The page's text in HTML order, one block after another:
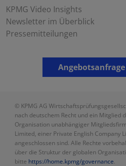
KPMG Video Insights
Newsletter im Überblick
Pressemitteilungen
© KPMG AG
nach deutschem Recht und ein Mitglied
Organisation unabhängiger
Limited, einer Private English Company
angeschlossen sind. Alle Rechte
über die Struktur der globalen
bitte https://home.kpmg/governance.